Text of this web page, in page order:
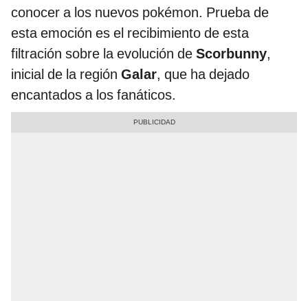
conocer a los nuevos pokémon. Prueba de
esta emoción es el recibimiento de esta
filtración sobre la evolución de Scorbunny,
inicial de la región Galar, que ha dejado
encantados a los fanáticos.